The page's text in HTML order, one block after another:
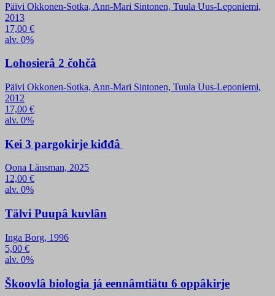
Päivi Okkonen-Sotka, Ann-Mari Sintonen, Tuula Uus-Leponiemi,
2013
17,00 €
alv. 0%
Lohosierâ 2 čohčâ
Päivi Okkonen-Sotka, Ann-Mari Sintonen, Tuula Uus-Leponiemi,
2012
17,00 €
alv. 0%
Kei 3 pargokirje kiđđâ
Oona Länsman, 2025
12,00 €
alv. 0%
Tälvi Puupâ kuvlân
Inga Borg, 1996
5,00 €
alv. 0%
Škoovlâ biologia já eennâmtiätu 6 oppâkirje